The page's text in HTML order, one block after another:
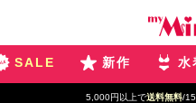
SALE 新作 水
5,000円以上で送料無料/